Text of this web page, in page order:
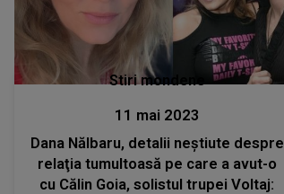
Stiri mondene
11 mai 2023
Dana Nălbaru, detalii neștiute despre
relaţia tumultoasă pe care a avut-o
cu Călin Goia, solistul trupei Voltaj: